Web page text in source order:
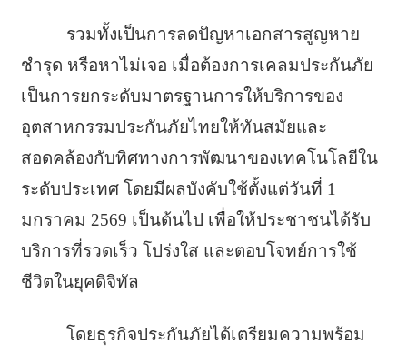
รวมทั้งเป็นการลดปัญหาเอกสารสูญหาย
ชำรุด หรือหาไม่เจอ เมื่อต้องการเคลมประกันภัย
เป็นการยกระดับมาตรฐานการให้บริการของ
อุตสาหกรรมประกันภัยไทยให้ทันสมัยและ
สอดคล้องกับทิศทางการพัฒนาของเทคโนโลยีใน
ระดับประเทศ โดยมีผลบังคับใช้ตั้งแต่วันที่ 1
มกราคม 2569 เป็นต้นไป เพื่อให้ประชาชนได้รับ
บริการที่รวดเร็ว โปร่งใส และตอบโจทย์การใช้
ชีวิตในยุคดิจิทัล
โดยธุรกิจประกันภัยได้เตรียมความพร้อม